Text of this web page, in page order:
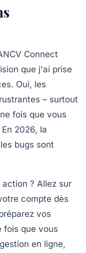
Connect
que j'ai prise
Oui, les
– surtout
fois que vous
2026, la
bugs sont
? Allez sur
compte dès
vos
fois que vous
en ligne,